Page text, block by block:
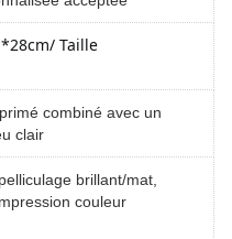
/ Taille
combiné avec un
clair
brillant/mat,
couleur